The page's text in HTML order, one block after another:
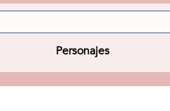
Personajes